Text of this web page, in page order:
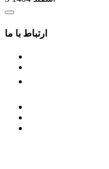
ارتباط با ما